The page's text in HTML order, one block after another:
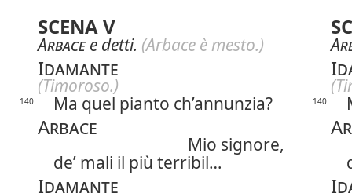
SCENA V
Arbacee detti. (Arbace è mesto.)
Idamante
(Timoroso.)
140 Ma quel pianto ch’annunzia? 140
Arbace
Mio signore,
de’ mali il più terribil…
Idamante